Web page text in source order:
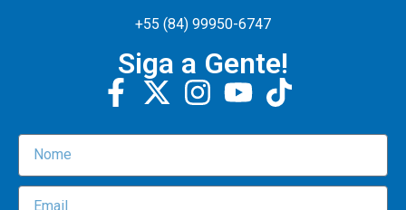
+55 (84) 99950-6747
Siga a Gente!